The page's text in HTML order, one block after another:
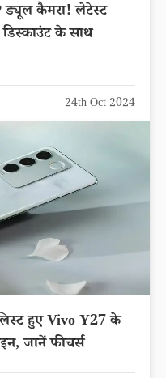
कैमरा! लेटेस्ट
के साथ
24th Oct 2024
हुए Vivo Y27 के
जानें फीचर्स